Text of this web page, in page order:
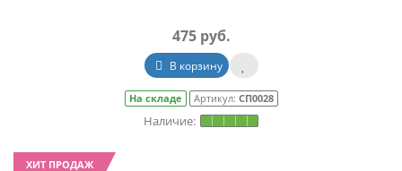
475 руб.
В корзину
На складе Артикул: СП0028
ХИТ ПРОДАЖ